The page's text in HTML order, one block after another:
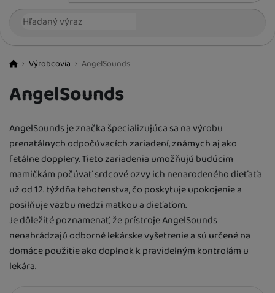
Vyhľadávanie
Výrobcovia AngelSounds
AngelSounds
AngelSounds je značka špecializujúca sa na výrobu
prenatálnych odpočúvacích zariadení, známych aj ako
fetálne dopplery. Tieto zariadenia umožňujú budúcim
mamičkám počúvať srdcové ozvy ich nenarodeného dieťaťa
už od 12. týždňa tehotenstva, čo poskytuje upokojenie a
posilňuje väzbu medzi matkou a dieťaťom.
Je dôležité poznamenať, že prístroje AngelSounds
nenahrádzajú odborné lekárske vyšetrenie a sú určené na
domáce použitie ako doplnok k pravidelným kontrolám u
lekára.